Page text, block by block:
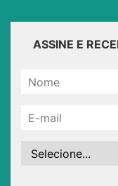
ASSINE E